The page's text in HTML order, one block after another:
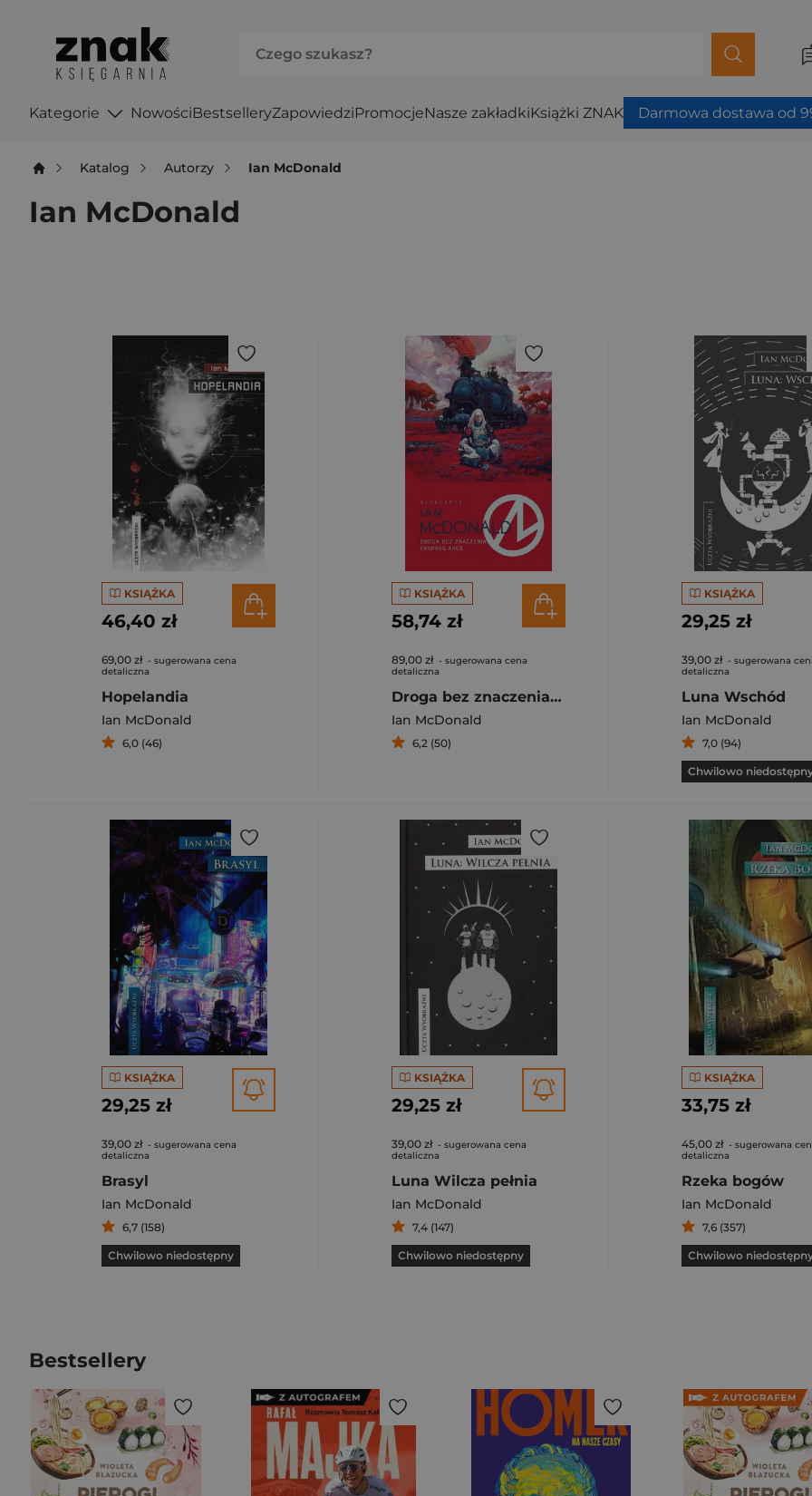
Kategorie NowościBestselleryZapowiedziPromocjeNasze zakładkiKsiążki ZNAK Darmowa dostawa od
Katalog Autorzy Ian McDonald
Ian McDonald
KSIĄŻKA
46,40 zł
69,00 zł - sugerowana cena
detaliczna
Hopelandia
Ian McDonald
6,0 (46)
KSIĄŻKA
58,74 zł
89,00 zł - sugerowana cena
detaliczna
Droga bez znaczenia / Ekspres Ares
Ian McDonald
6,2 (50)
KSIĄŻKA
29,25 zł
39,00 zł - sugerowana
detaliczna
Luna Wschód
Ian McDonald
7,0 (94)
Chwilowo
KSIĄŻKA
29,25 zł
39,00 zł - sugerowana cena
detaliczna
Brasyl
Ian McDonald
6,7 (158)
Chwilowo niedostępny
KSIĄŻKA
29,25 zł
39,00 zł - sugerowana cena
detaliczna
Luna Wilcza pełnia
Ian McDonald
7,4 (147)
Chwilowo niedostępny
KSIĄŻKA
33,75 zł
45,00 zł - sugerowana
detaliczna
Rzeka bogów
Ian McDonald
7,6 (357)
Chwilowo
Bestsellery